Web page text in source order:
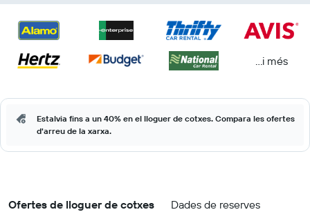
...i més
Estalvia fins a un 40% en el lloguer de cotxes. Compara les ofertes
d'arreu de la xarxa.
Ofertes de lloguer de cotxes Dades de reserves